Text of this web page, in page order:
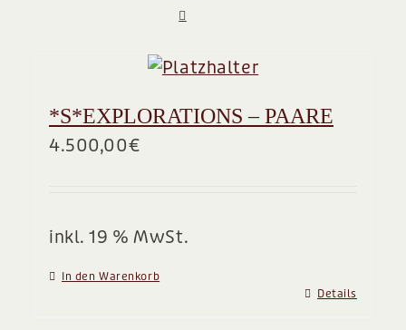
Team
*S*EXPLORATIONS – PAARE
4.500,00€
inkl. 19 % MwSt.
In den Warenkorb
Details